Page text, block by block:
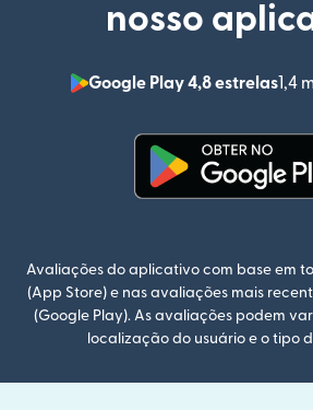
nosso
Google Play 4,8 estrelas1,4
Avaliações do aplicativo com base em
(App Store) e nas avaliações mais
(Google Play). As avaliações podem
localização do usuário e o tipo